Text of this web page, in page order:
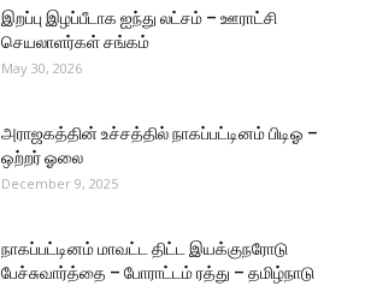
இறப்பு இழப்பீடாக ஐந்து லட்சம் – ஊராட்சி
செயலாளர்கள் சங்கம்
May 30, 2026
அராஜகத்தின் உச்சத்தில் நாகப்பட்டினம் பிடிஓ –
ஒற்றர் ஓலை
December 9, 2025
நாகப்பட்டினம் மாவட்ட திட்ட இயக்குநரோடு
பேச்சுவார்த்தை – போராட்டம் ரத்து – தமிழ்நாடு